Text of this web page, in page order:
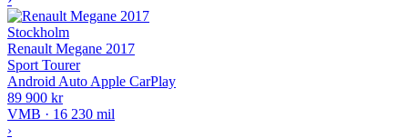
Stockholm
Renault Megane 2017
Sport Tourer
Android Auto Apple CarPlay
89 900 kr
VMB · 16 230 mil
›